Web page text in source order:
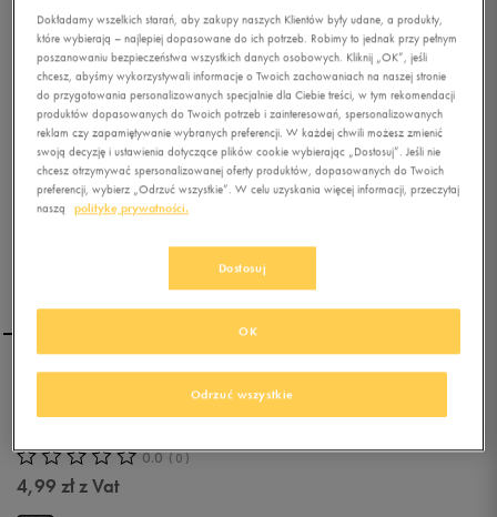
SNEAKERS 2 PAK
0.0 ( 0 )
4,99 złz Vat
Dokładamy wszelkich starań, aby zakupy naszych Klientów były udane, a produkty,
które wybierają – najlepiej dopasowane do ich potrzeb. Robimy to jednak przy pełnym
poszanowaniu bezpieczeństwa wszystkich danych osobowych. Kliknij „OK”, jeśli
chcesz, abyśmy wykorzystywali informacje o Twoich zachowaniach na naszej stronie
do przygotowania personalizowanych specjalnie dla Ciebie treści, w tym rekomendacji
produktów dopasowanych do Twoich potrzeb i zainteresowań, spersonalizowanych
reklam czy zapamiętywanie wybranych preferencji. W każdej chwili możesz zmienić
swoją decyzję i ustawienia dotyczące plików cookie wybierając „Dostosuj”. Jeśli nie
chcesz otrzymywać spersonalizowanej oferty produktów, dopasowanych do Twoich
preferencji, wybierz „Odrzuć wszystkie”. W celu uzyskania więcej informacji, przeczytaj
naszą
politykę prywatności.
Dostosuj
Odrzuć wszystkie
OK